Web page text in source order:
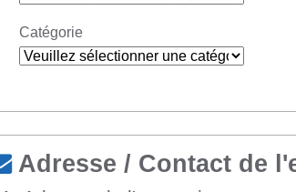
Catégorie
Adresse / Contact de